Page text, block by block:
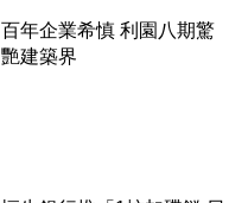
百年企業希慎 利園八期驚
艷建築界